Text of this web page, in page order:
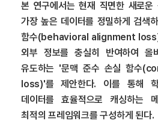
본 연구에서는 현재 직면한 새로운
가장 높은 데이터를 정밀하게 검색
함수(behavioral alignment loss)'
외부 정보를 충실히 반여하여 올
유도하는 '문맥 준수 손실 함수
loss)'를 제안한다. 이를 통해
데이터를 효율적으로 캐싱하는
최적의 프레임워크를 구성하게 된다.